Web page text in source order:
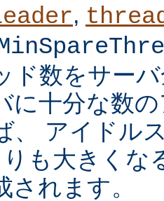
,
ド数をサー
に十分な数
、 アイドル
も大きくな
されます。